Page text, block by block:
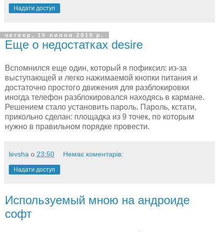
Надати доступ
четвер, 15 липня 2010 р.
Еще о недостатках desire
Вспомнился еще один, который я пофиксил: из-за
выступающей и легко нажимаемой кнопки питания и
достаточно простого движения для разблокировки
иногда телефон разблокировался находясь в кармане.
Решением стало установить пароль. Пароль, кстати,
прикольно сделан: площадка из 9 точек, по которым
нужно в правильном порядке провести.
levsha о 23:50 Немає коментарів:
Надати доступ
Используемый мною на андроиде
софт